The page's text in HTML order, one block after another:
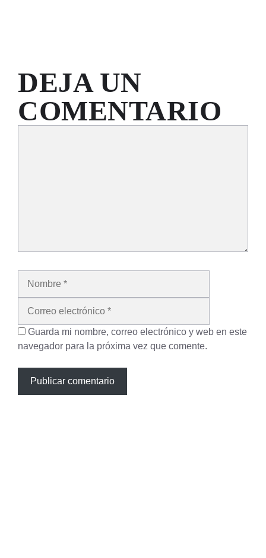
DEJA UN
COMENTARIO
Guarda mi nombre, correo electrónico y web en este
navegador para la próxima vez que comente.